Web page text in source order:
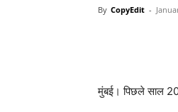
By CopyEdit -
मुंबई। पिछले साल